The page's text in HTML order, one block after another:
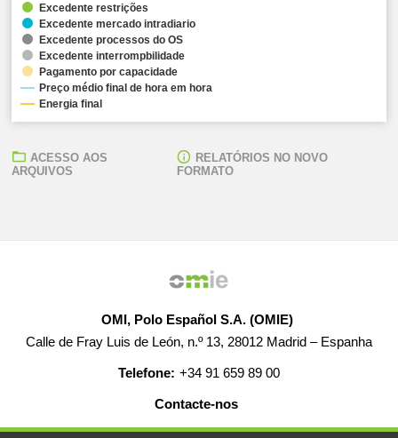
Excedente restrições
Excedente mercado intradiario
Excedente processos do OS
Excedente interrompbilidade
Pagamento por capacidade
Preço médio final de hora em hora
Energia final
ACESSO AOS
ARQUIVOS
RELATÓRIOS NO NOVO
FORMATO
OMI, Polo Español S.A. (OMIE)
Calle de Fray Luis de León, n.º 13, 28012 Madrid – Espanha
Telefone: +34 91 659 89 00
Contacte-nos